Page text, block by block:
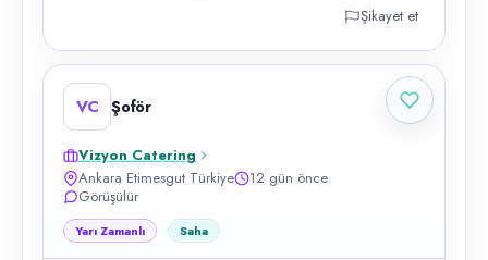
Şikayet et
VC Şoför
Vizyon Catering
Ankara Etimesgut Türkiye
12 gün önce
Görüşülür
Yarı Zamanlı Saha